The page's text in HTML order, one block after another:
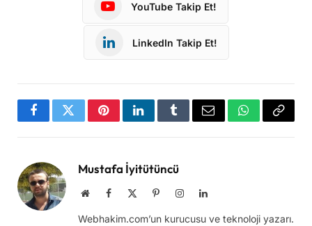
YouTube Takip Et!
LinkedIn Takip Et!
FacebookTwitterPinterestLinkedInTumblrEmail WhatsApp
Copy
Mustafa İyitütüncü
WebsiteFacebook PinterestInstagramLinkedIn
Webhakim.com’un kurucusu ve teknoloji yazarı.